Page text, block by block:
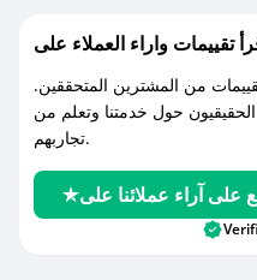
من المشترين المتحققين.
حول خدمتنا وتعلم من
تجاربهم.